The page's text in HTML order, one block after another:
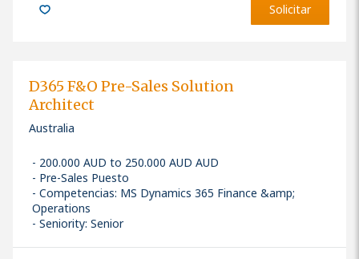
Solicitar
D365 F&O Pre-Sales Solution
Architect
Australia
200.000 AUD to 250.000 AUD AUD
Pre-Sales Puesto
Competencias: MS Dynamics 365 Finance &amp;
Operations
Seniority: Senior